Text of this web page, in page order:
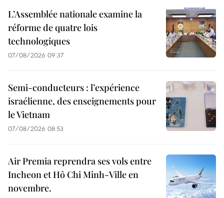
L’Assemblée nationale examine la
réforme de quatre lois
technologiques
07/08/2026 09:37
Semi-conducteurs : l’expérience
israélienne, des enseignements pour
le Vietnam
07/08/2026 08:53
Air Premia reprendra ses vols entre
Incheon et Hô Chi Minh-Ville en
novembre.